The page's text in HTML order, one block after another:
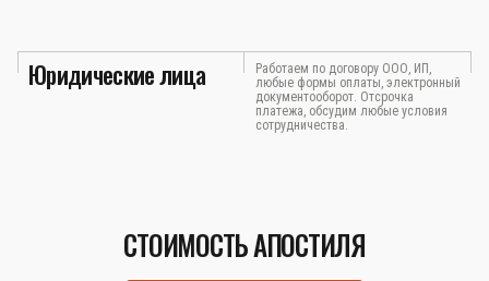
Юридические лица
Работаем по договору ООО, ИП,
любые формы оплаты, электронный
документооборот. Отсрочка
платежа, обсудим любые условия
сотрудничества.
СТОИМОСТЬ АПОСТИЛЯ